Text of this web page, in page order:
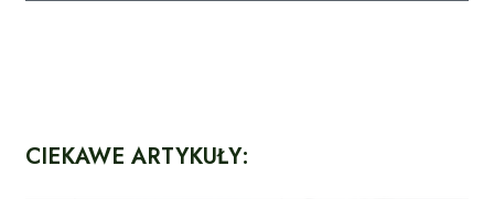
CIEKAWE ARTYKUŁY: